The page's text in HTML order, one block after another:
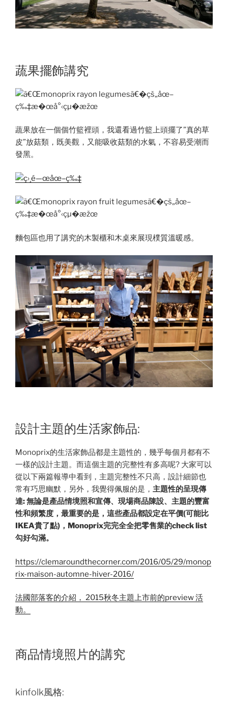
蔬果擺飾講究
蔬果放在一個個竹籃裡頭，我還看過竹籃上頭擺了”真的草
皮”放菇類，既美觀，又能吸收菇類的水氣，不容易受潮而
發黑。
麵包區也用了講究的木製櫃和木桌來展現樸質溫暖感。
設計主題的生活家飾品:
Monoprix的生活家飾品都是主題性的，幾乎每個月都有不
一樣的設計主題。而這個主題的完整性有多高呢? 大家可以
從以下兩篇報導中看到，主題完整性不只高，設計細節也
常有巧思幽默，另外，我覺得佩服的是， 主題性的呈現傳
達: 無論是產品情境照和宣傳、現場商品陳設、主題的豐富
性和頻繁度，最重要的是，這些產品都設定在平價(可能比
IKEA貴了點)，Monoprix完完全全把零售業的check list
勾好勾滿。
https://clemaroundthecorner.com/2016/05/29/monop
rix-maison-automne-hiver-2016/
法國部落客的介紹， 2015秋冬主題上市前的preview 活
動。
商品情境照片的講究
kinfolk風格: